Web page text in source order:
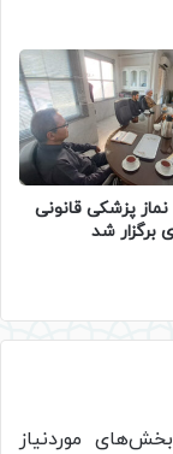
پزشکی قانونی
برگزار شد
بخش‌های موردنیاز